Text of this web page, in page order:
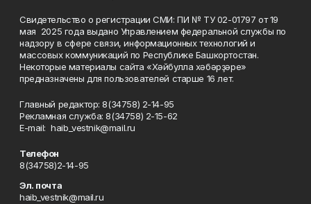
Свидетельство о регистрации СМИ: ПИ № ТУ 02-01797 от 19
мая 2025 года выдано Управлением федеральной службы по
надзору в сфере связи, информационных технологий и
массовых коммуникаций по Республике Башкортостан.
Некоторые материалы сайта «Хәйбулла хәбәрҙәре»
предназначены для пользователей старше 16 лет.
Главный редактор: 8(34758) 2-14-95
Рекламная служба: 8(34758) 2-15-62
Е-mаil: haib_vestnik@mail.ru
Телефон
8(34758)2-14-95
Эл. почта
haib_vestnik@mail.ru